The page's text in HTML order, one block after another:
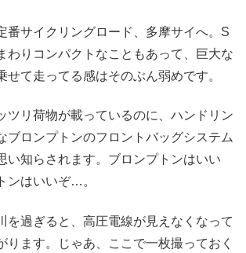
番サイクリングロード、多摩サイへ。S
わりコンパクトなこともあって、巨大な
せて走ってる感はそのぶん弱めです。
ツリ荷物が載っているのに、ハンドリン
ブロンプトンのフロントバッグシステム
い知らされます。ブロンプトンはいい
ンはいいぞ…。
を過ぎると、高圧電線が見えなくなって
ります。じゃあ、ここで一枚撮っておく